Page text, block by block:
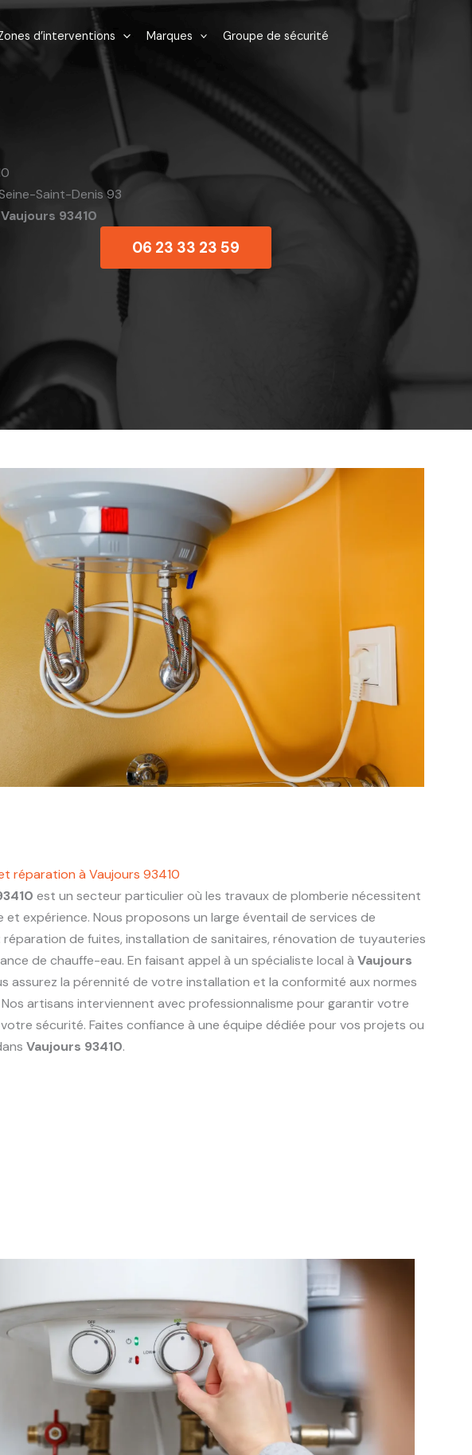
d’interventions Marques Groupe de sécurité
Saint-Denis 93
Vaujours 93410
06 23 33 23 59
réparation à Vaujours 93410
est un secteur particulier où les travaux de plomberie nécessitent
et expérience. Nous proposons un large éventail de services de
réparation de fuites, installation de sanitaires, rénovation de tuyauteries
de chauffe-eau. En faisant appel à un spécialiste local à Vaujours
assurez la pérennité de votre installation et la conformité aux normes
Nos artisans interviennent avec professionnalisme pour garantir votre
sécurité. Faites confiance à une équipe dédiée pour vos projets ou
Vaujours 93410.